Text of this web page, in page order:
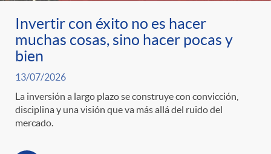
o
n
t
e
Invertir con éxito no es hacer
muchas cosas, sino hacer pocas y
bien
13/07/2026
La inversión a largo plazo se construye con convicción,
disciplina y una visión que va más allá del ruido del
mercado.